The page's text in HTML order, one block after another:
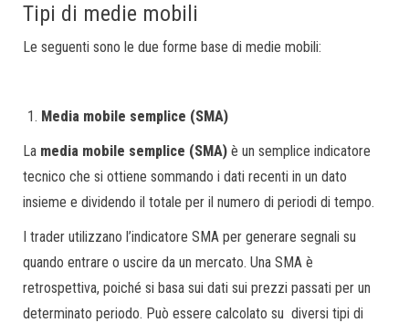
Tipi di medie mobili
Le seguenti sono le due forme base di medie mobili:
Media mobile semplice (SMA)
La media mobile semplice (SMA) è un semplice indicatore
tecnico che si ottiene sommando i dati recenti in un dato
insieme e dividendo il totale per il numero di periodi di tempo.
I trader utilizzano l’indicatore SMA per generare segnali su
quando entrare o uscire da un mercato. Una SMA è
retrospettiva, poiché si basa sui dati sui prezzi passati per un
determinato periodo. Può essere calcolato su diversi tipi di